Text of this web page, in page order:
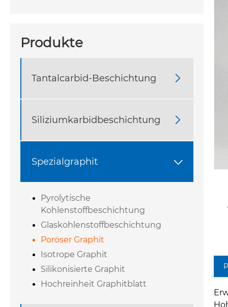
Produkte
Tantalcarbid-Beschichtung 
Siliziumkarbidbeschichtung 
Spezialgraphit 
Pyrolytische
Kohlenstoffbeschichtung
Glaskohlenstoffbeschichtung
Poröser Graphit
Isotrope Graphit
Silikonisierte Graphit
Hochreinheit Graphitblatt